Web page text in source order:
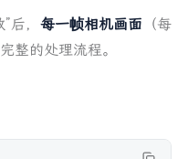
后， 每一帧相机画面 （每
整的处理流程。